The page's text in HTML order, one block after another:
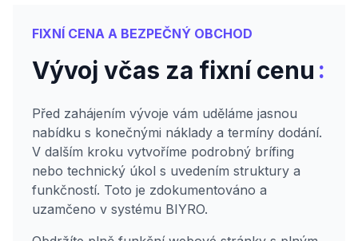
FIXNÍ CENA A BEZPEČNÝ OBCHOD
Vývoj včas za fixní cenu :
Před zahájením vývoje vám uděláme jasnou
nabídku s konečnými náklady a termíny dodání.
V dalším kroku vytvoříme podrobný brífing
nebo technický úkol s uvedením struktury a
funkčností. Toto je zdokumentováno a
uzamčeno v systému BIYRO.